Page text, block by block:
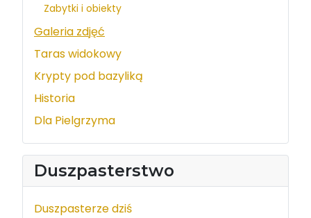
Zabytki i obiekty
Galeria zdjęć
Taras widokowy
Krypty pod bazyliką
Historia
Dla Pielgrzyma
Duszpasterstwo
Duszpasterze dziś